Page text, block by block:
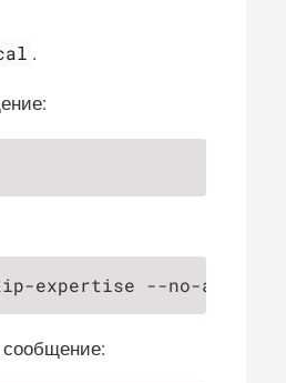
.
expertise --no-ansible
сообщение: